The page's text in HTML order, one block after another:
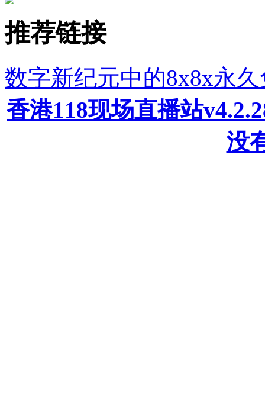
推荐链接
数字新纪元中的8x8x永
香港118现场直播站
没